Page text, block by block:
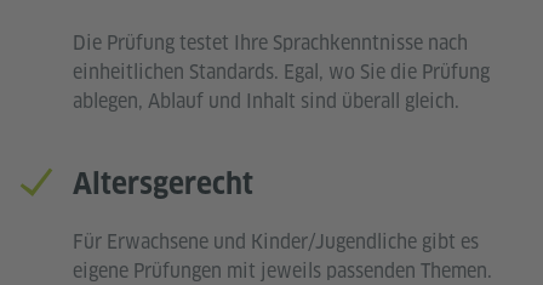
Die Prüfung testet Ihre Sprachkenntnisse nach
einheitlichen Standards. Egal, wo Sie die Prüfung
ablegen, Ablauf und Inhalt sind überall gleich.
Altersgerecht
Für Erwachsene und Kinder/Jugendliche gibt es
eigene Prüfungen mit jeweils passenden Themen.